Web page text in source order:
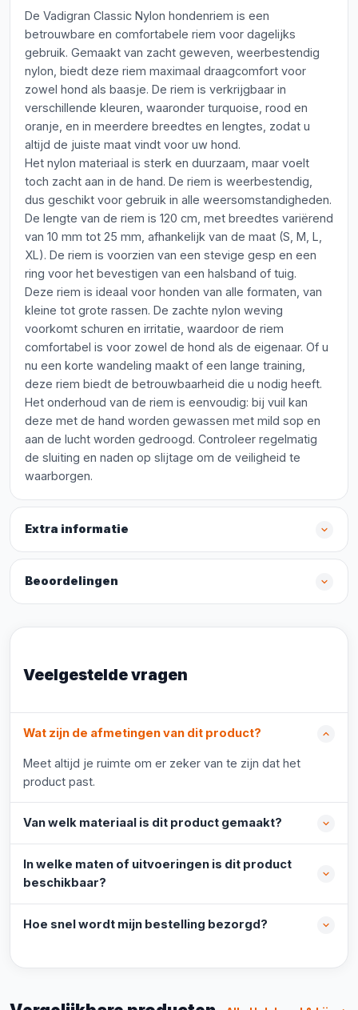
De Vadigran Classic Nylon hondenriem is een
betrouwbare en comfortabele riem voor dagelijks
gebruik. Gemaakt van zacht geweven, weerbestendig
nylon, biedt deze riem maximaal draagcomfort voor
zowel hond als baasje. De riem is verkrijgbaar in
verschillende kleuren, waaronder turquoise, rood en
oranje, en in meerdere breedtes en lengtes, zodat u
altijd de juiste maat vindt voor uw hond.
Het nylon materiaal is sterk en duurzaam, maar voelt
toch zacht aan in de hand. De riem is weerbestendig,
dus geschikt voor gebruik in alle weersomstandigheden.
De lengte van de riem is 120 cm, met breedtes variërend
van 10 mm tot 25 mm, afhankelijk van de maat (S, M, L,
XL). De riem is voorzien van een stevige gesp en een
ring voor het bevestigen van een halsband of tuig.
Deze riem is ideaal voor honden van alle formaten, van
kleine tot grote rassen. De zachte nylon weving
voorkomt schuren en irritatie, waardoor de riem
comfortabel is voor zowel de hond als de eigenaar. Of u
nu een korte wandeling maakt of een lange training,
deze riem biedt de betrouwbaarheid die u nodig heeft.
Het onderhoud van de riem is eenvoudig: bij vuil kan
deze met de hand worden gewassen met mild sop en
aan de lucht worden gedroogd. Controleer regelmatig
de sluiting en naden op slijtage om de veiligheid te
waarborgen.
Extra informatie
Beoordelingen
Veelgestelde vragen
Wat zijn de afmetingen van dit product?
Meet altijd je ruimte om er zeker van te zijn dat het
product past.
Van welk materiaal is dit product gemaakt?
In welke maten of uitvoeringen is dit product
beschikbaar?
Hoe snel wordt mijn bestelling bezorgd?